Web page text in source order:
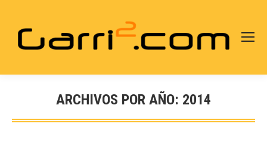
ARCHIVOS POR AÑO: 2014
Estás aquí: